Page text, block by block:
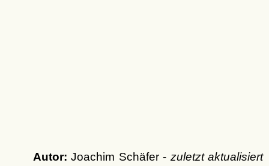
Autor: Joachim Schäfer - zuletzt aktualisiert